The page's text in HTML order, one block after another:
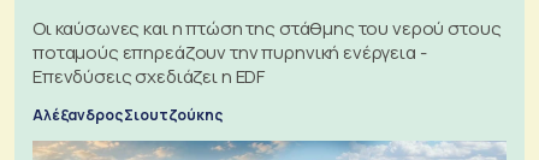
Οι καύσωνες και η πτώση της στάθμης του νερού στους
ποταμούς επηρεάζουν την πυρηνική ενέργεια -
Επενδύσεις σχεδιάζει η EDF
Αλέξανδρος Σιουτζούκης